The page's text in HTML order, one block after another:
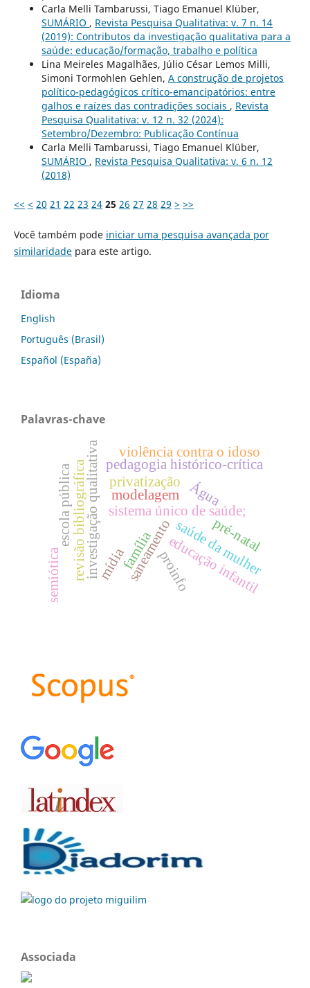
Carla Melli Tambarussi, Tiago Emanuel Klüber,
SUMÁRIO , Revista Pesquisa Qualitativa: v. 7 n. 14
(2019): Contributos da investigação qualitativa para a
saúde: educação/formação, trabalho e política
Lina Meireles Magalhães, Júlio César Lemos Milli,
Simoni Tormohlen Gehlen, A construção de projetos
político-pedagógicos crítico-emancipatórios: entre
galhos e raízes das contradições sociais , Revista
Pesquisa Qualitativa: v. 12 n. 32 (2024):
Setembro/Dezembro: Publicação Contínua
Carla Melli Tambarussi, Tiago Emanuel Klüber,
SUMÁRIO , Revista Pesquisa Qualitativa: v. 6 n. 12
(2018)
<< < 20 21 22 23 24 25 26 27 28 29 > >>
Você também pode iniciar uma pesquisa avançada por
similaridadepara este artigo.
Idioma
English
Português (Brasil)
Español (España)
Palavras-chave
investigação qualitativa saneamento
sistema único de saúde;
pedagogia histórico-crítica
educação infantil
revisão bibliográfica modelagem
privatização Água
mídia proinfo
escola pública
violência contra o idoso
saúde da mulher
semiótica
pré-natal
família
Associada